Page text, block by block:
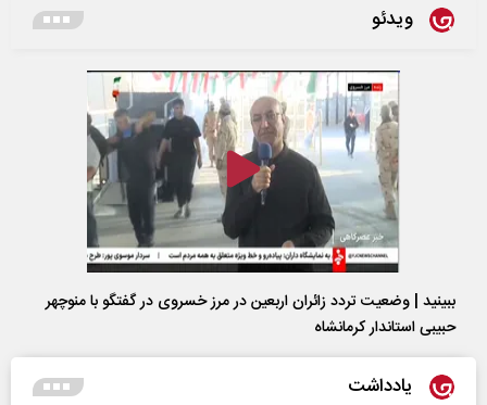
ویدئو
ببینید | وضعیت تردد زائران اربعین در مرز خسروی در گفتگو با منوچهر
حبیبی استاندار کرمانشاه
یادداشت